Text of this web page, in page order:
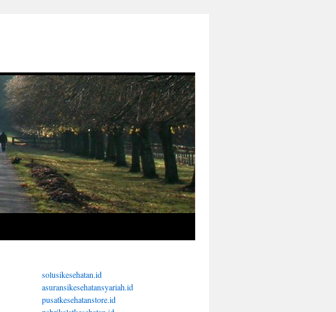
solusikesehatan.id
asuransikesehatansyariah.id
pusatkesehatanstore.id